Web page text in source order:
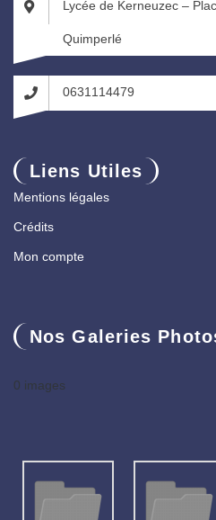
Lycée de Kerneuzec –
Quimperlé
0631114479
Liens Utiles
Mentions légales
Crédits
Mon compte
Nos Galeries
0 images